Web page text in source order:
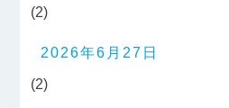
(2)
2026年6月27日
(2)